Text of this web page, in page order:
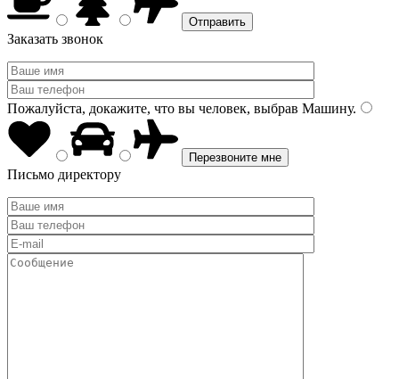
Заказать звонок
Пожалуйста, докажите, что вы человек, выбрав Машину.
Письмо директору